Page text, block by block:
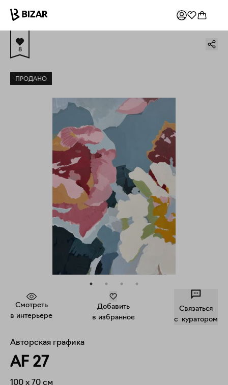
8
ПРОДАНО
Смотреть
в интерьере
Добавить
в избранное
Связаться
c куратором
Авторская графика
AF 27
100 x 70 см